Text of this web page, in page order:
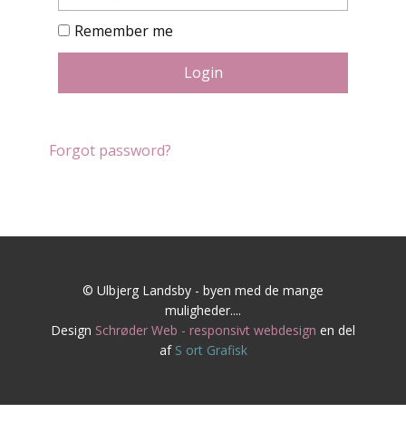
Remember me
Login
Forgot password?
© Ulbjerg Landsby - byen med de mange
muligheder....
Design Schrøder Web - responsivt webdesign en del
af S ort Grafisk